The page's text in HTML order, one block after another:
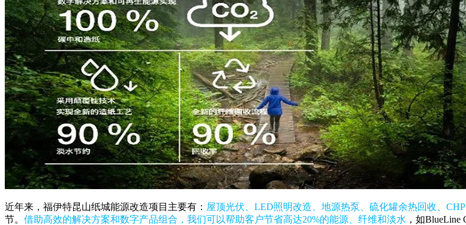
近年来，福伊特昆山纸城能源改造项目主要有： 屋顶光伏、LED照明改造、地源热泵、硫化罐余热回收、
节。 借助高效的解决方案和数字产品组合，我们可以帮助客户节省高达20%的能源、纤维和淡水 ，如